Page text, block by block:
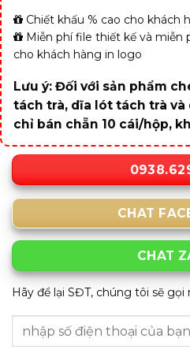
Chiết khấu % cao cho khách
Miễn phí file thiết kế và miễn
cho khách hàng in logo
Lưu ý: Đối với sản phẩm
tách trà, dĩa lót tách trà
chỉ bán chẵn 10 cái/hộp,
CHAT
CHAT
Hãy để lại SĐT, chúng tôi sẽ